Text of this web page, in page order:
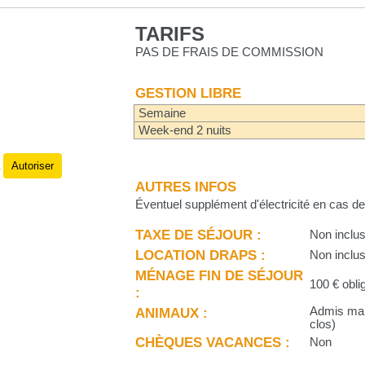
Autoriser
TARIFS
PAS DE FRAIS DE COMMISSION
GESTION LIBRE
Semaine
Week-end 2 nuits
AUTRES INFOS
Éventuel supplément d'électricité en cas
TAXE DE SÉJOUR : Non
LOCATION DRAPS : Non
MÉNAGE FIN DE SÉJOUR
:
100 €
ANIMAUX :
Admis
clos)
CHÈQUES VACANCES : Non